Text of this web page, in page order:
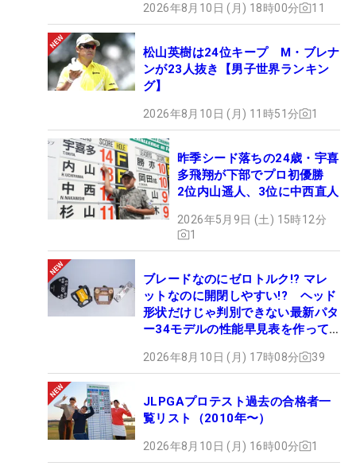
2026年8月10日 (月) 18時00分 11
松山英樹は24位キープ M・ブレナ
ンが23人抜き【男子世界ランキン
グ】
2026年8月10日 (月) 11時51分 1
昨季シード落ちの24歳・宇喜
多飛翔が下部でプロ初優勝
2位内山遥人、3位に中西直人
2026年5月9日 (土) 15時12分
1
ブレードなのにゼロトルク!? マレ
ットなのに開閉しやすい!? ヘッド
形状だけじゃ判別できない最新パタ
ー34モデルの性能早見表を作って
2026年8月10日 (月) 17時08分 39
JLPGAプロテスト過去の合格者一
覧リスト（2010年〜）
2026年8月10日 (月) 16時00分 1